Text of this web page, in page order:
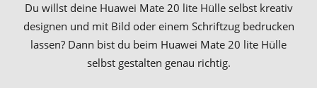
Du willst deine Huawei Mate 20 lite Hülle selbst kreativ
designen und mit Bild oder einem Schriftzug bedrucken
lassen? Dann bist du beim Huawei Mate 20 lite Hülle
selbst gestalten genau richtig.